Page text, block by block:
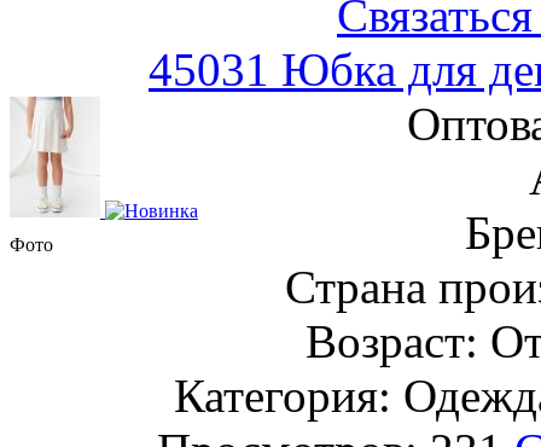
45031 Юбка для
Фото
Страна
Возраст:
Категория: